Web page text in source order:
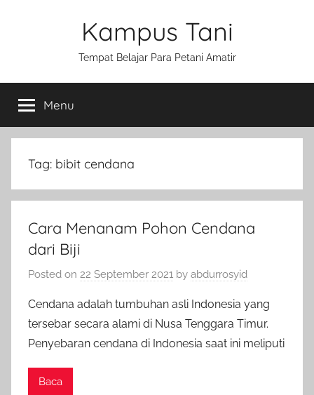
Kampus Tani
Tempat Belajar Para Petani Amatir
Menu
Tag: bibit cendana
Cara Menanam Pohon Cendana
dari Biji
Posted on 22 September 2021 by abdurrosyid
Cendana adalah tumbuhan asli Indonesia yang
tersebar secara alami di Nusa Tenggara Timur.
Penyebaran cendana di Indonesia saat ini meliputi
Baca